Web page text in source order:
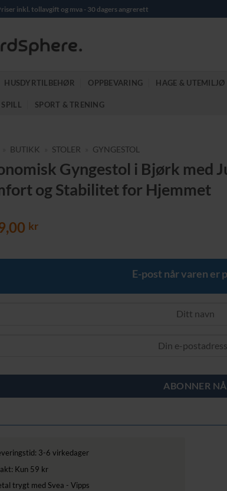
inkl. tollavgift og mva - 30 dagers angrerett
HUSDYRTILBEHØR OPPBEVARING HAGE & UTEMILJØ
SPORT & TRENING
BUTIKK STOLER GYNGESTOL
Gyngestol i Bjørk med
og Stabilitet for Hjemmet
kr
E-post når varen er
3-6 virkedager
Kun 59 kr
trygt med Svea - Vipps